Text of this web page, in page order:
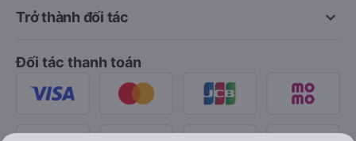
keyboard_arrow_down
Trở thành đối tác
Đối tác thanh toán